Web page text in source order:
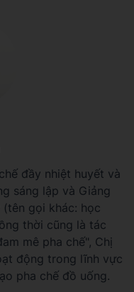
đầy nhiệt huyết và
sáng lập và Giảng
gọi khác: học
thời cũng là tác
mê pha chế", Chị
động trong lĩnh vực
pha chế đồ uống.